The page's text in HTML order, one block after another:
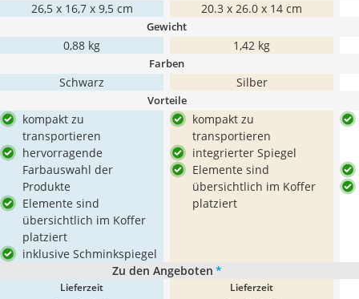
26,5 x 16,7 x 9,5 cm 20.3 x 26.0 x 14 cm
Gewicht
0,88 kg 1,42 kg
Farben
Schwarz Silber
Vorteile
kompakt zu
transportieren
hervorragende
Farbauswahl der
Produkte
Elemente sind
übersichtlich im Koffer
platziert
inklusive Schminkspiegel
kompakt zu
transportieren
integrierter Spiegel
Elemente sind
übersichtlich im Koffer
platziert
Zu den Angeboten *
Lieferzeit Lieferzeit